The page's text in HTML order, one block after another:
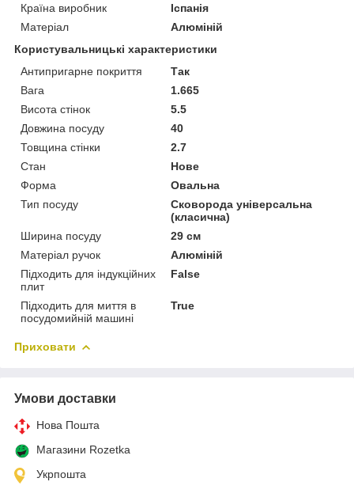
Країна виробник
Іспанія
Матеріал
Алюміній
Користувальницькі характеристики
Антипригарне покриття
Так
Вага
1.665
Висота стінок
5.5
Довжина посуду
40
Товщина стінки
2.7
Стан
Нове
Форма
Овальна
Тип посуду
Сковорода універсальна
(класична)
Ширина посуду
29 см
Матеріал ручок
Алюміній
Підходить для індукційних
плит
False
Підходить для миття в
посудомийній машині
True
Приховати
Умови доставки
Нова Пошта
Магазини Rozetka
Укрпошта